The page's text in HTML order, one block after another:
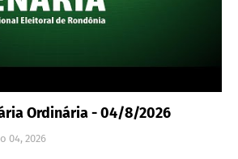
Ordinária - 04/8/2026
04, 2026